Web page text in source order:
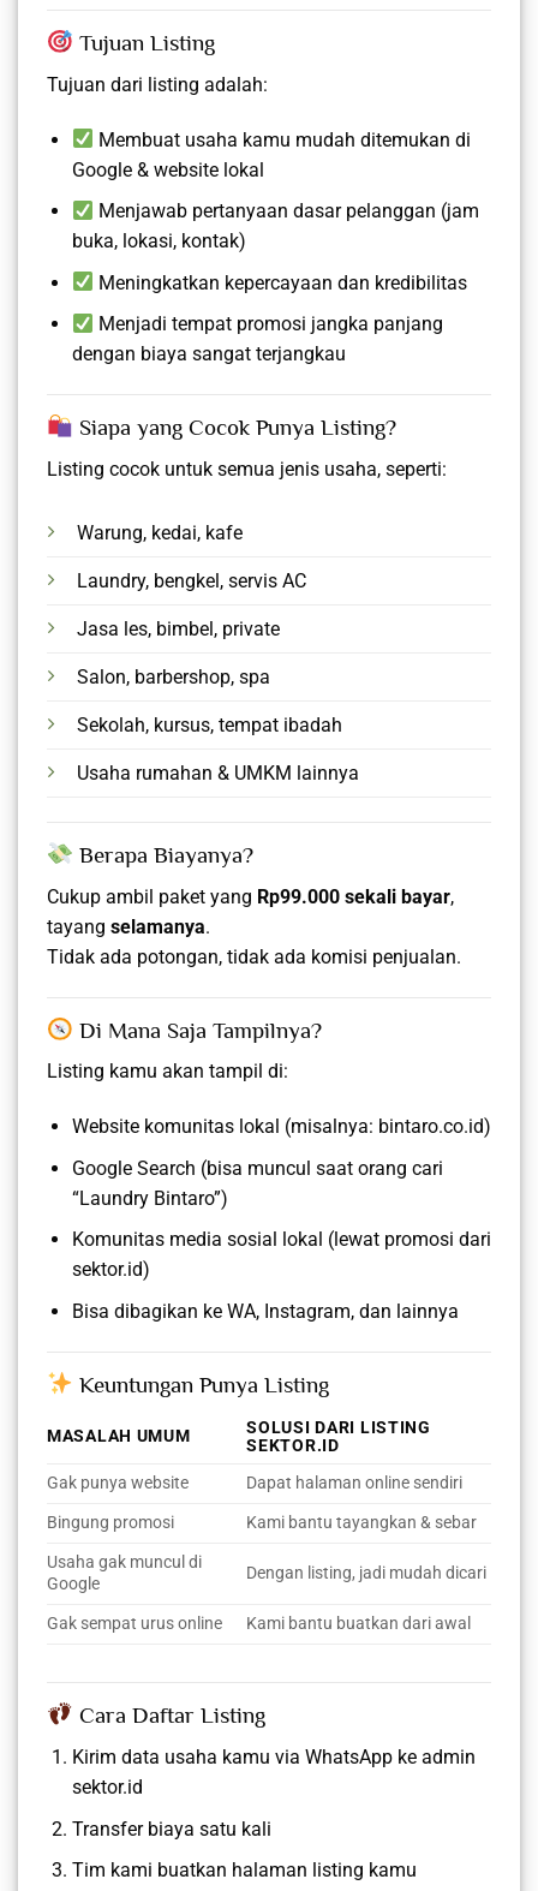
Tujuan Listing
Tujuan dari listing adalah:
Membuat usaha kamu mudah ditemukan di
Google & website lokal
Menjawab pertanyaan dasar pelanggan (jam
buka, lokasi, kontak)
Meningkatkan kepercayaan dan kredibilitas
Menjadi tempat promosi jangka panjang
dengan biaya sangat terjangkau
Siapa yang Cocok Punya Listing?
Listing cocok untuk semua jenis usaha, seperti:
Warung, kedai, kafe
Laundry, bengkel, servis AC
Jasa les, bimbel, private
Salon, barbershop, spa
Sekolah, kursus, tempat ibadah
Usaha rumahan & UMKM lainnya
Berapa Biayanya?
Cukup ambil paket yang Rp99.000 sekali bayar,
tayang selamanya.
Tidak ada potongan, tidak ada komisi penjualan.
Di Mana Saja Tampilnya?
Listing kamu akan tampil di:
Website komunitas lokal (misalnya: bintaro.co.id)
Google Search (bisa muncul saat orang cari
“Laundry Bintaro”)
Komunitas media sosial lokal (lewat promosi dari
sektor.id)
Bisa dibagikan ke WA, Instagram, dan lainnya
Keuntungan Punya Listing
MASALAH UMUM
SOLUSI DARI LISTING
SEKTOR.ID
Gak punya website
Dapat halaman online sendiri
Bingung promosi
Kami bantu tayangkan & sebar
Usaha gak muncul di
Google
Dengan listing, jadi mudah dicari
Gak sempat urus online Kami bantu buatkan dari awal
Cara Daftar Listing
Kirim data usaha kamu via WhatsApp ke admin
sektor.id
Transfer biaya satu kali
Tim kami buatkan halaman listing kamu